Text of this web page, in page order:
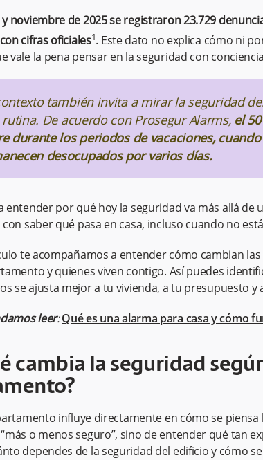
noviembre de 2025 se registraron 23.729
cifras oficiales1. Este dato no explica cómo ni
vale la pena pensar en la seguridad con
también invita a mirar la seguridad
rutina. De acuerdo con Prosegur Alarms, el
durante los periodos de vacaciones,
desocupados por varios días.
entender por qué hoy la seguridad va más allá de
saber qué pasa en casa, incluso cuando no
te acompañamos a entender cómo cambian
y quienes viven contigo. Así puedes
se ajusta mejor a tu vivienda, a tu presupuesto y
leer:Qué es una alarma para casa y cómo
cambia la seguridad
influye directamente en cómo se
o menos seguro”, sino de entender qué tan
dependes de la seguridad del edificio y cómo